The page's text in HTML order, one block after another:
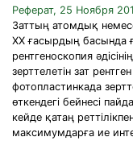
Реферат, 25 Ноября
Заттың атомдық
ХХ ғасырдың басында
рентгеноскопия
зерттелетін зат
фотопластинкада
өткендегі бейнесі
кейде қатаң
максимумдарға ие